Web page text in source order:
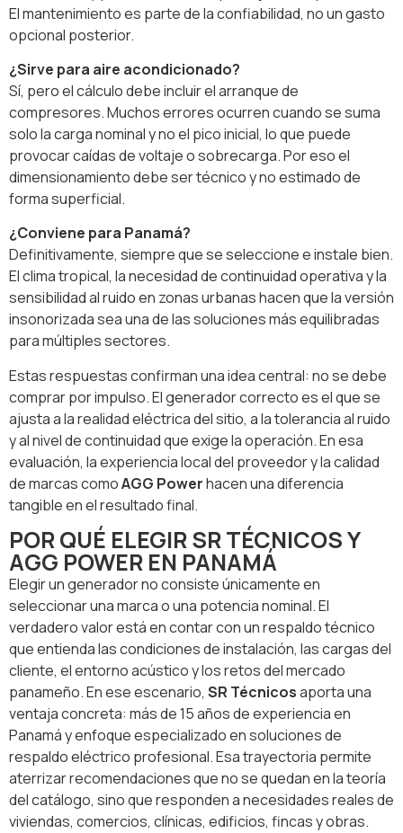
El mantenimiento es parte de la confiabilidad, no un gasto
opcional posterior.
¿Sirve para aire acondicionado?
Sí, pero el cálculo debe incluir el arranque de
compresores. Muchos errores ocurren cuando se suma
solo la carga nominal y no el pico inicial, lo que puede
provocar caídas de voltaje o sobrecarga. Por eso el
dimensionamiento debe ser técnico y no estimado de
forma superficial.
¿Conviene para Panamá?
Definitivamente, siempre que se seleccione e instale bien.
El clima tropical, la necesidad de continuidad operativa y la
sensibilidad al ruido en zonas urbanas hacen que la versión
insonorizada sea una de las soluciones más equilibradas
para múltiples sectores.
Estas respuestas confirman una idea central: no se debe
comprar por impulso. El generador correcto es el que se
ajusta a la realidad eléctrica del sitio, a la tolerancia al ruido
y al nivel de continuidad que exige la operación. En esa
evaluación, la experiencia local del proveedor y la calidad
de marcas comoAGG Powerhacen una diferencia
tangible en el resultado final.
POR QUÉ ELEGIR SR TÉCNICOS Y
AGG POWER EN PANAMÁ
Elegir un generador no consiste únicamente en
seleccionar una marca o una potencia nominal. El
verdadero valor está en contar con un respaldo técnico
que entienda las condiciones de instalación, las cargas del
cliente, el entorno acústico y los retos del mercado
panameño. En ese escenario, SR Técnicosaporta una
ventaja concreta: más de 15 años de experiencia en
Panamá y enfoque especializado en soluciones de
respaldo eléctrico profesional. Esa trayectoria permite
aterrizar recomendaciones que no se quedan en la teoría
del catálogo, sino que responden a necesidades reales de
viviendas, comercios, clínicas, edificios, fincas y obras.